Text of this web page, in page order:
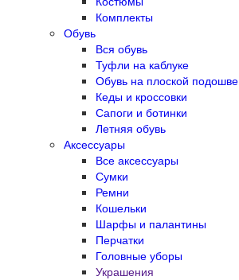
Комплекты
Обувь
Вся обувь
Туфли на каблуке
Обувь на плоской подошве
Кеды и кроссовки
Сапоги и ботинки
Летняя обувь
Аксессуары
Все аксессуары
Сумки
Ремни
Кошельки
Шарфы и палантины
Перчатки
Головные уборы
Украшения